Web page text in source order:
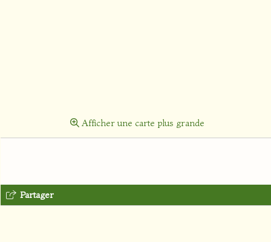
Partager
Afficher une carte plus grande